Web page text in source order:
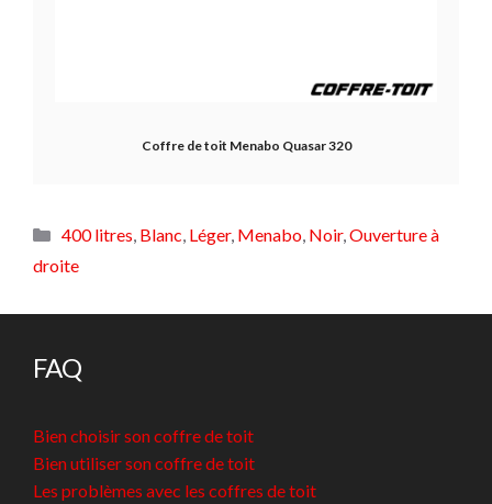
Coffre de toit Menabo Quasar 320
Catégories
400 litres, Blanc, Léger, Menabo, Noir,Ouverture à
droite
FAQ
Bien choisir son coffre de toit
Bien utiliser son coffre de toit
Les problèmes avec les coffres de toit